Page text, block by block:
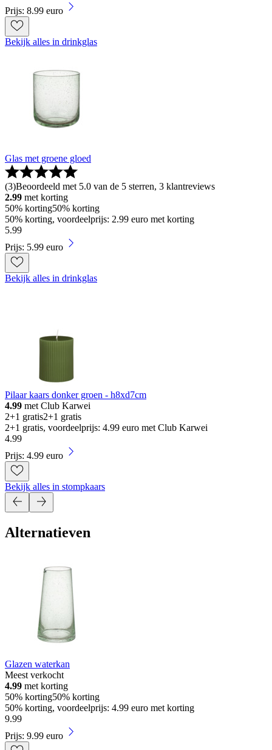
Prijs: 8.99 euro
Bekijk alles in drinkglas
Glas met groene gloed
(3)Beoordeeld met 5.0 van de 5 sterren, 3 klantreviews
2.99 met korting
50% korting50% korting
50% korting, voordeelprijs: 2.99 euro met korting
5.99
Prijs: 5.99 euro
Bekijk alles in drinkglas
Pilaar kaars donker groen - h8xd7cm
4.99 met Club Karwei
2+1 gratis2+1 gratis
2+1 gratis, voordeelprijs: 4.99 euro met Club Karwei
4.99
Prijs: 4.99 euro
Bekijk alles in stompkaars
Alternatieven
Glazen waterkan
Meest verkocht
4.99 met korting
50% korting50% korting
50% korting, voordeelprijs: 4.99 euro met korting
9.99
Prijs: 9.99 euro